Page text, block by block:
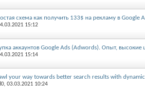
схема как получить 133$ на рекламу в Google
15:12
аккаунтов Google Ads (Adwords). Опыт, высокие
15:14
your way towards better search results with
, 03.03.2021 10:24